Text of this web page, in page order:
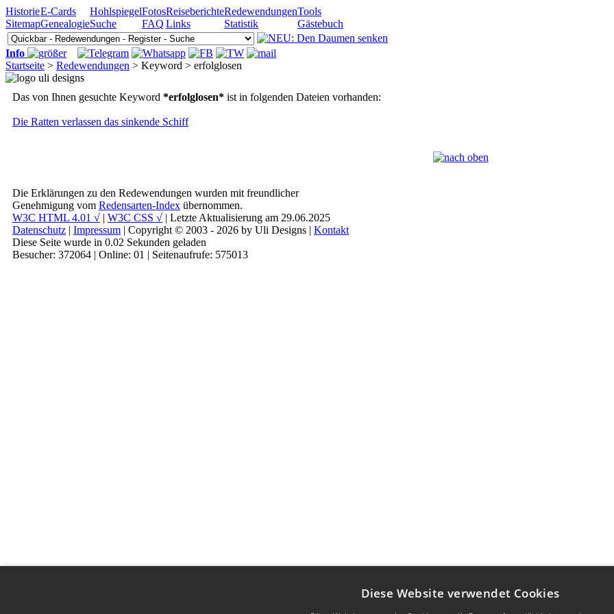
HistorieE-Cards HohlspiegelFotosReiseberichteRedewendungenTools
SitemapGenealogieSuche FAQ Links Statistik Gästebuch
Info
Startseite > Redewendungen > Keyword > erfolglosen
Das von Ihnen gesuchte Keyword *erfolglosen* ist in folgenden Dateien vorhanden:
Die Ratten verlassen das sinkende Schiff
Die Erklärungen zu den Redewendungen wurden mit freundlicher
Genehmigung vom Redensarten-Index übernommen.
W3C HTML 4.01 √ | W3C CSS √ | Letzte Aktualisierung am 29.06.2025
Datenschutz | Impressum | Copyright © 2003 - 2026 by Uli Designs | Kontakt
Diese Seite wurde in 0.02 Sekunden geladen
Besucher: 372064 | Online: 01 | Seitenaufrufe: 575013
Diese Website verwendet Cookies